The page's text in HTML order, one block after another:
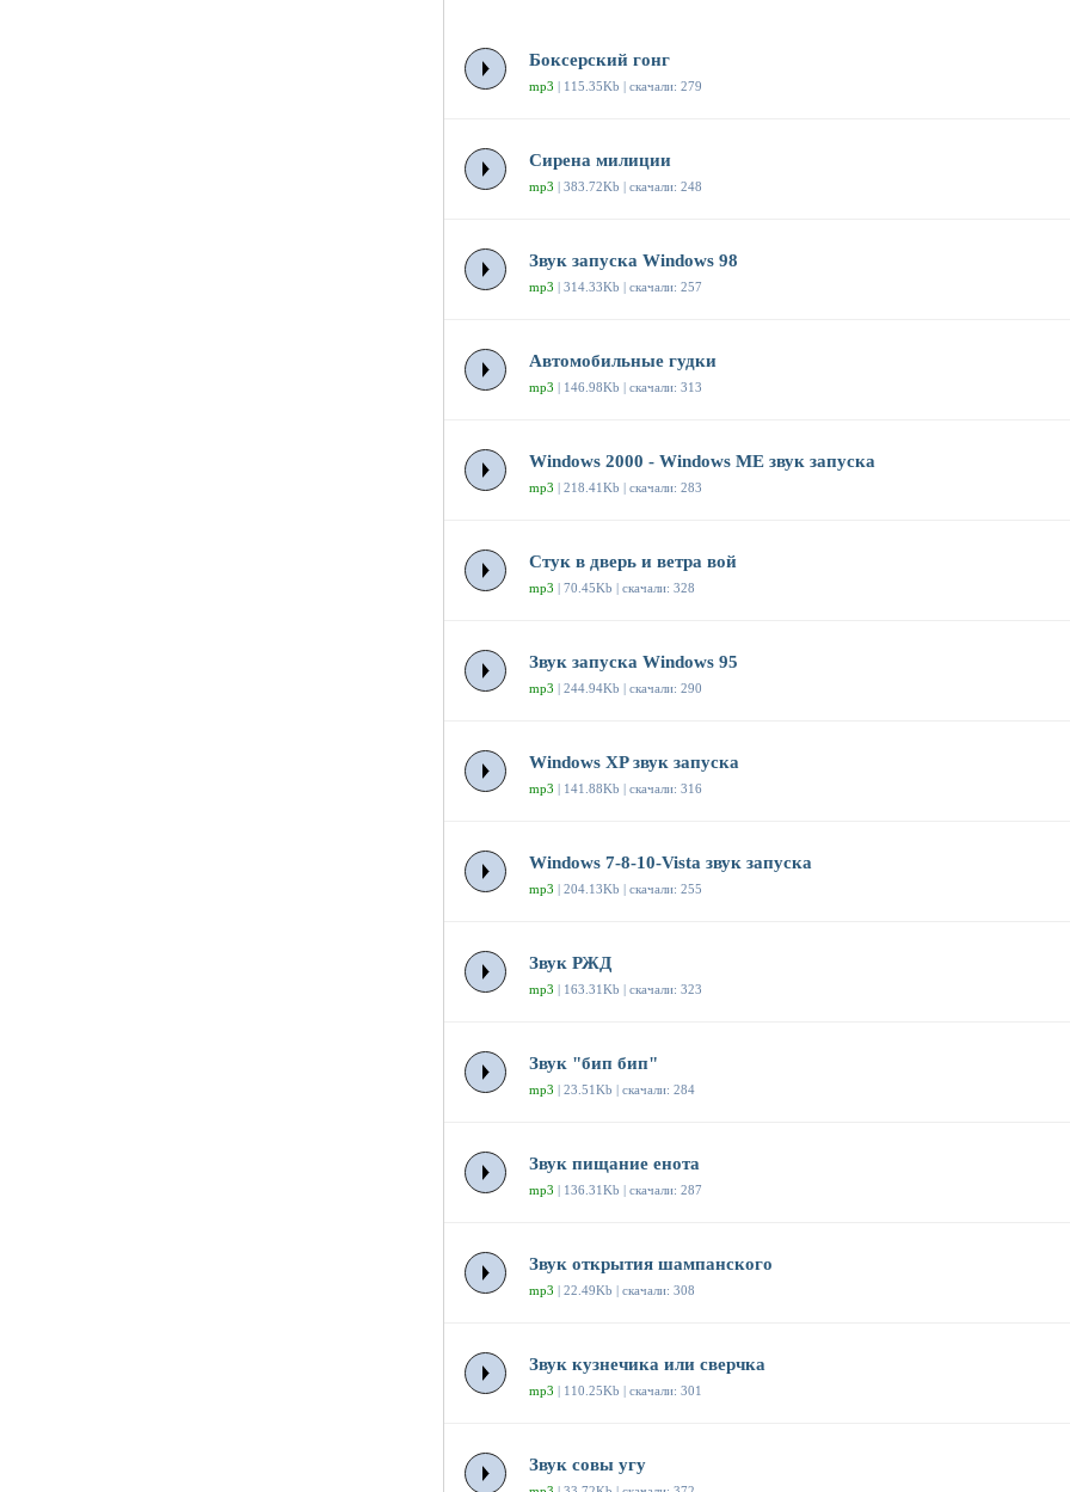
Боксерский гонг
mp3 | 115.35Kb | скачали: 279
Сирена милиции
mp3 | 383.72Kb | скачали: 248
Звук запуска Windows 98
mp3 | 314.33Kb | скачали: 257
Автомобильные гудки
mp3 | 146.98Kb | скачали: 313
Windows 2000 - Windows ME звук запуска
mp3 | 218.41Kb | скачали: 283
Стук в дверь и ветра вой
mp3 | 70.45Kb | скачали: 328
Звук запуска Windows 95
mp3 | 244.94Kb | скачали: 290
Windows XP звук запуска
mp3 | 141.88Kb | скачали: 316
Windows 7-8-10-Vista звук запуска
mp3 | 204.13Kb | скачали: 255
Звук РЖД
mp3 | 163.31Kb | скачали: 323
Звук "бип бип"
mp3 | 23.51Kb | скачали: 284
Звук пищание енота
mp3 | 136.31Kb | скачали: 287
Звук открытия шампанского
mp3 | 22.49Kb | скачали: 308
Звук кузнечика или сверчка
mp3 | 110.25Kb | скачали: 301
Звук совы угу